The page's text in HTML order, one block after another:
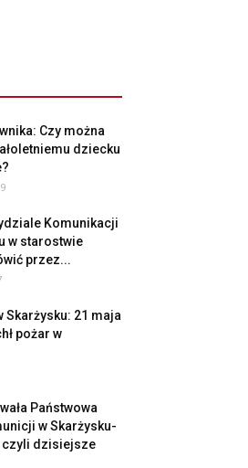
Czy można
dziecku
Komunikacji
w starostwie
przez...
Skarżysku: 21 maja
pożar w
Państwowa
w Skarżysku-
czyli dzisiejsze